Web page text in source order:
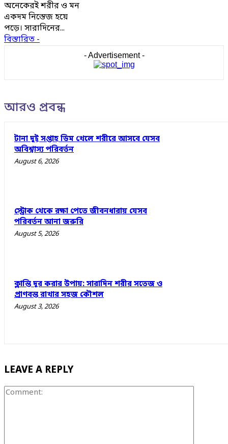
অনেকেরই শরীর ও মন
একদম নিস্তেজ হয়ে
পড়ে। সারাদিনের...
বিস্তারিত -
- Advertisement -
আরও প্রবন্ধ
টানা দুই সপ্তাহ ডিম খেলে শরীরে আসবে যেসব
অবিশ্বাস্য পরিবর্তন
August 6, 2026
স্ট্রোক থেকে রক্ষা পেতে জীবনধারায় যেসব
পরিবর্তন আনা জরুরি
August 5, 2026
ক্লান্তি দূর করার উপায়: সারাদিন শরীর সতেজ ও
প্রাণবন্ত রাখার সহজ কৌশল
August 3, 2026
LEAVE A REPLY